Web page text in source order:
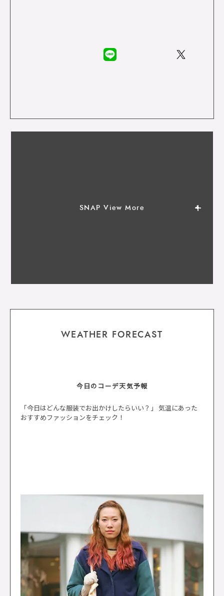
SNAP View More
WEATHER FORECAST
今日のコーデ天気予報
「今日はどんな服装でお出かけしたらいい？」 気温にあった
おすすめファッションをチェック！